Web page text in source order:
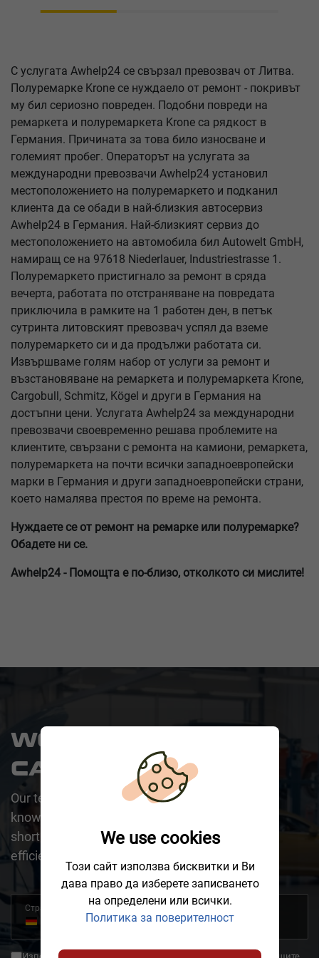
С услугата Awhelp24 се свързал превозвач от Литва.
Полуремарке Krone се нуждаело от ремонт - покривът
му бил сериозно повреден. Подобни повреди на
ремаркета и полуремаркета Krone са рядкост в
Германия. Причината за това било износване и
големият пробег. Операторът на услугата за
международни превозвачи Awhelp24 установил
местоположението на полуремаркето и подканил
клиента да се обади в най-близкия автосервиз
Awhelp24 в Германия. Най-близкият сервиз до
местоположението на автомобила бил Autowelt GmbH,
намиращ се на 97618 Niederlauer, Industriestrasse 1.
Полуремаркето пристигнало за ремонт в сряда
вечерта, работата по отстраняване на повредата
приключила в рамките на 1 работен ден, в петък
сутринта литовският превозвач успял да вземе
полуремаркето си и да продължи работата си.
Извършваме голям набор от услуги за ремонт и
възстановяване на ремаркета и полуремаркета Krone,
Cargobull, Schmitz, Kögel и други в Германия на
достъпни цени. Услугата Awhelp24 за международни
превозвачи своевременно решава проблемите на
клиентите, свързани с ремонта на камиони, ремаркета,
полуремаркета на почти всички западноевропейски
марки в Германия и други западноевропейски страни,
което намалява престоя по време на ремонта.
Нуждаете се от ремонт на ремарке или полуремарке?
Обадете ни се.
Awhelp24 - Помощта е по-близо, отколкото си мислите!
WOULD YOU LIKE A
CALLBACK?
Our team is happy to assist you. One of our
knowledgeable representatives will contact you
shortly to address your request promptly and
efficiently.
Страна
Germany
+49
We use cookies
Този сайт използва бисквитки и Ви
дава право да изберете записването
на определени или всички.
Политика за поверителност